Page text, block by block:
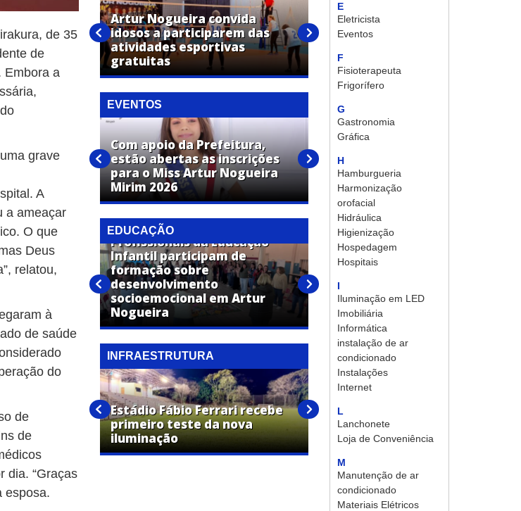
de 35
de
Embora a
grave
A
a ameaçar
O que
Deus
relatou,
à
de saúde
do
de
de
dia. “Graças
esposa.
E
Eletricista
Eventos
F
Fisioterapeuta
Frigorífero
G
Gastronomia
Gráfica
H
Hamburgueria
Harmonização
orofacial
Hidráulica
Higienização
Hospedagem
Hospitais
I
Iluminação em LED
Imobiliária
Informática
instalação de ar
condicionado
Instalações
Internet
L
Lanchonete
Loja de Conveniência
M
Manutenção de ar
condicionado
Materiais Elétricos
vice-campeã
no
Artur Nogueira convida
idosos a participarem das
atividades esportivas
gratuitas
For You Run 2026 une esporte,
Artur Nogueira
EVENTOS
show de
Com apoio da Prefeitura,
estão abertas as inscrições
para o Miss Artur Nogueira
Mirim 2026
Confira a programação da
Festa em Louvor a São
Vicente de Paula
EDUCAÇÃO
Nogueira
Profissionais da Educação
Infantil participam de
formação sobre
desenvolvimento
socioemocional em Artur
Nogueira
Profissionais da Educação
recebem capacitação em
primeiros socorros pela Lei
Lucas
INFRAESTRUTURA
Limpa
nos
e
Estádio Fábio Ferrari recebe
primeiro teste da nova
iluminação
Prefeitura de Artur Nogueira
melhora acesso entre bairros
com obras na Rua Germano
Stein